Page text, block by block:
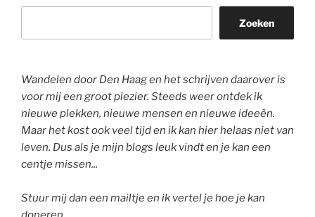
Zoeken
Wandelen door Den Haag en het schrijven daarover is
voor mij een groot plezier. Steeds weer ontdek ik
nieuwe plekken, nieuwe mensen en nieuwe ideeën.
Maar het kost ook veel tijd en ik kan hier helaas niet van
leven. Dus als je mijn blogs leuk vindt en je kan een
centje missen...
Stuur mij dan een mailtje en ik vertel je hoe je kan